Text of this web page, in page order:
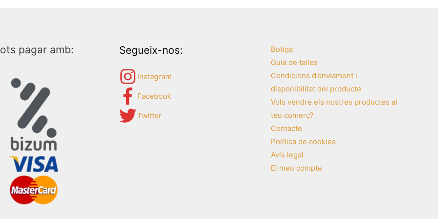
pagar amb: Segueix-nos:
Instagram
Facebook
Twitter
Botiga
Guia de talles
Condicions d’enviament i
disponibilitat del producte
Vols vendre els nostres productes al
teu comerç?
Contacte
Política de cookies
Avís legal
El meu compte